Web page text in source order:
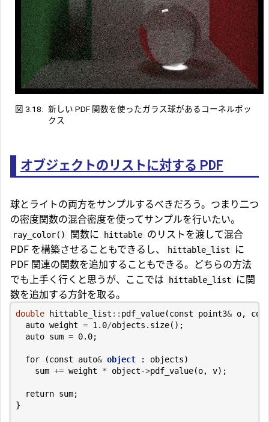
図 3.18: 新しい PDF 関数を使ったガラス球があるコーネルボッ
クス
オブジェクトのリストに対する PDF
球とライトの両方をサンプルするべきだろう。つまり二つ
の密度関数の混合密度を使ってサンプルを行いたい。
ray_color() 関数に hittable のリストを渡して混合
PDF を構築させることもできるし、
hittable_list
に
PDF 関連の関数を追加することもできる。どちらの方法
でも上手く行くと思うが、ここでは
hittable_list
に関
数を追加する方針を取る。
double hittable_list :: pdf_value(const point3& o,
auto weight = 1.0/objects . size();
auto sum = 0.0;
for (const auto& object : objects)
sum += weight * object->pdf_value(o, v);
return sum;
}